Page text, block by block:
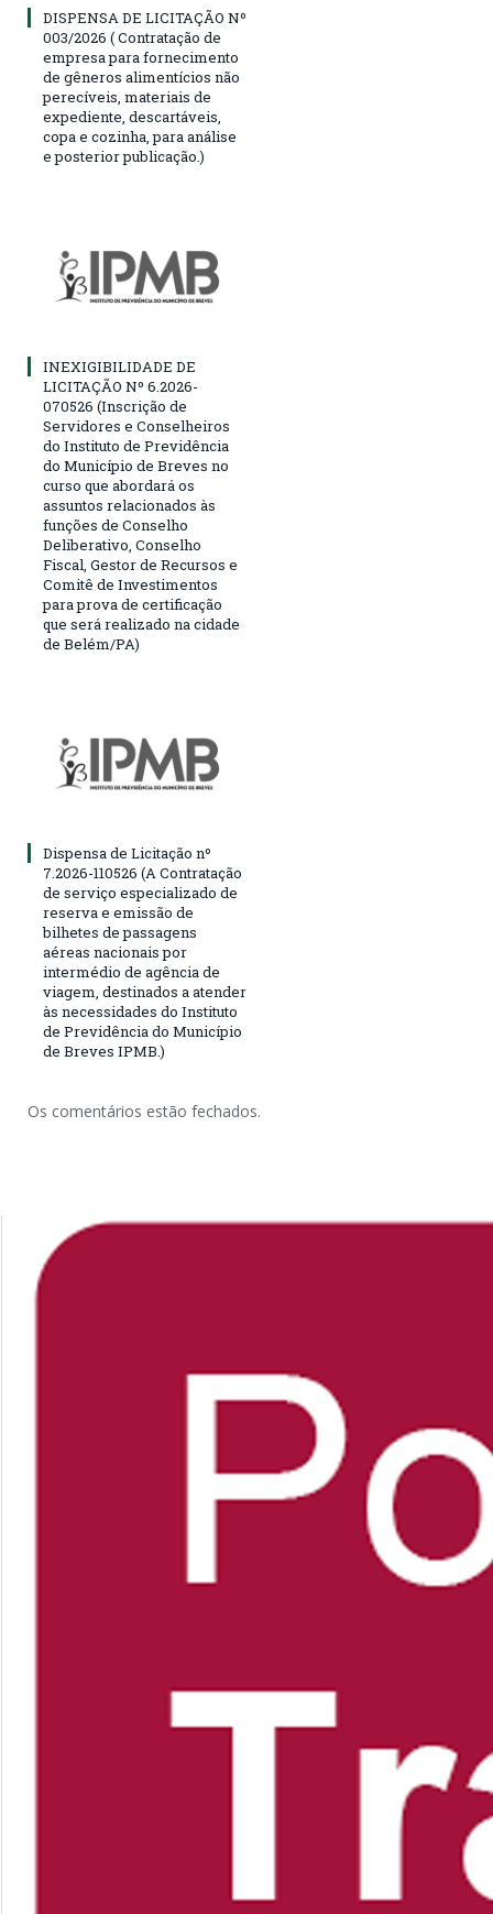
DISPENSA DE LICITAÇÃO Nº
003/2026 ( Contratação de
empresa para fornecimento
de gêneros alimentícios não
perecíveis, materiais de
expediente, descartáveis,
copa e cozinha, para análise
e posterior publicação.)
INEXIGIBILIDADE DE
LICITAÇÃO Nº 6.2026-
070526 (Inscrição de
Servidores e Conselheiros
do Instituto de Previdência
do Município de Breves no
curso que abordará os
assuntos relacionados às
funções de Conselho
Deliberativo, Conselho
Fiscal, Gestor de Recursos e
Comitê de Investimentos
para prova de certificação
que será realizado na cidade
de Belém/PA)
Dispensa de Licitação nº
7.2026-110526 (A Contratação
de serviço especializado de
reserva e emissão de
bilhetes de passagens
aéreas nacionais por
intermédio de agência de
viagem, destinados a atender
às necessidades do Instituto
de Previdência do Município
de Breves IPMB.)
Os comentários estão fechados.